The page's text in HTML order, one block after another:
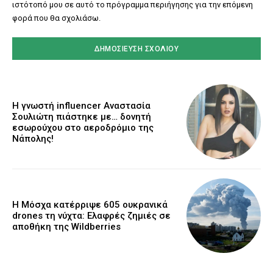
ιστότοπό μου σε αυτό το πρόγραμμα περιήγησης για την επόμενη
φορά που θα σχολιάσω.
Η γνωστή influencer Αναστασία
Σουλιώτη πιάστηκε με… δονητή
εσωρούχου στο αεροδρόμιο της
Νάπολης!
Η Μόσχα κατέρριψε 605 ουκρανικά
drones τη νύχτα: Ελαφρές ζημιές σε
αποθήκη της Wildberries